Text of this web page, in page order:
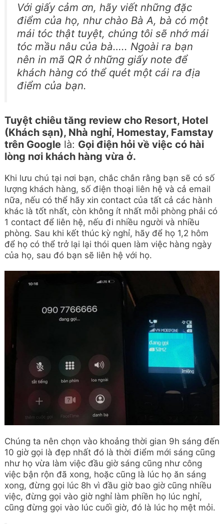
Với giấy cảm ơn, hãy viết những đặc
điểm của họ, như chào Bà A, bà có một
mái tóc thật tuyệt, chúng tôi sẽ nhớ mái
tóc mầu nâu của bà….. Ngoài ra bạn
nên in mã QR ở những giấy note để
khách hàng có thể quét một cái ra địa
điểm của bạn.
Tuyệt chiêu tăng review cho Resort, Hotel
(Khách sạn), Nhà nghỉ, Homestay, Famstay
trên Google là: Gọi điện hỏi về việc có hài
lòng nơi khách hàng vừa ở.
Khi lưu chú tại nơi bạn, chắc chắn rằng bạn sẽ có số
lượng khách hàng, số điện thoại liên hệ và cả email
nữa, nếu có thể hãy xin contact của tất cả các hành
khác là tốt nhất, còn không ít nhất mỗi phòng phải có
1 contact để liên hệ, nếu đi nhiều người và nhiều
phòng. Sau khi kết thúc kỳ nghỉ, hãy để họ 1,2 hôm
để họ có thể trở lại lại thói quen làm việc hàng ngày
của họ, sau đó bạn sẽ liên hệ với họ.
Chúng ta nên chọn vào khoảng thời gian 9h sáng đến
10 giờ gọi là đẹp nhất đó là thời điểm mới sáng cũng
như họ vừa làm việc đầu giờ sáng cũng như công
việc bận rộn đã xong, hoặc cũng là lúc họ ăn sáng
xong, đừng gọi lúc 8h vì đầu giờ bao giờ cũng nhiều
việc, đừng gọi vào giờ nghỉ làm phiền họ lúc nghỉ,
cũng đừng gọi vào lúc cuối giờ, đó là lúc họ mệt mỏi.